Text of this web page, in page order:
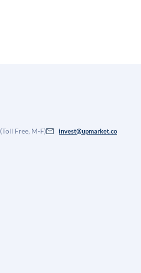
(Toll Free, M-F) invest@upmarket.co